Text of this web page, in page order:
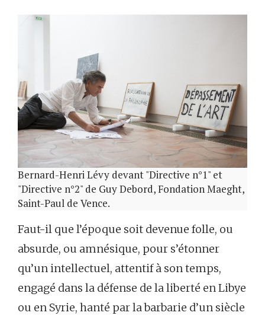
Bernard-Henri Lévy devant "Directive n°1" et
"Directive n°2" de Guy Debord, Fondation Maeght,
Saint-Paul de Vence.
Faut-il que l’époque soit devenue folle, ou
absurde, ou amnésique, pour s’étonner
qu’un intellectuel, attentif à son temps,
engagé dans la défense de la liberté en Libye
ou en Syrie, hanté par la barbarie d’un siècle